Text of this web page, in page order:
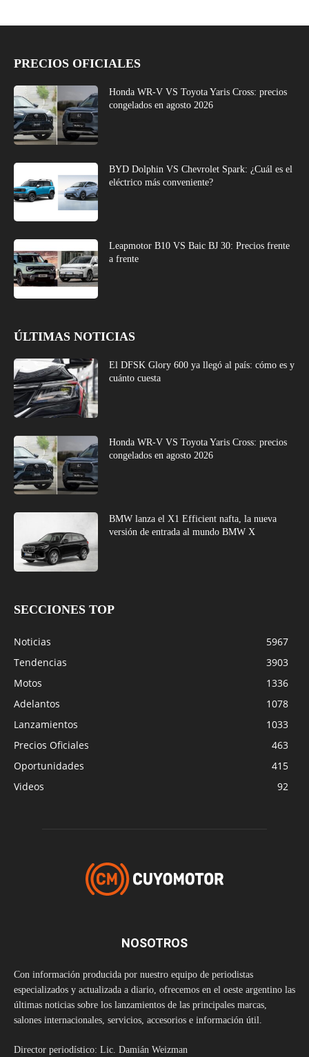
PRECIOS OFICIALES
Honda WR-V VS Toyota Yaris Cross: precios
congelados en agosto 2026
BYD Dolphin VS Chevrolet Spark: ¿Cuál es el
eléctrico más conveniente?
Leapmotor B10 VS Baic BJ 30: Precios frente
a frente
ÚLTIMAS NOTICIAS
El DFSK Glory 600 ya llegó al país: cómo es y
cuánto cuesta
Honda WR-V VS Toyota Yaris Cross: precios
congelados en agosto 2026
BMW lanza el X1 Efficient nafta, la nueva
versión de entrada al mundo BMW X
SECCIONES TOP
Noticias
5967
Tendencias
3903
Motos
1336
Adelantos
1078
Lanzamientos
1033
Precios Oficiales
463
Oportunidades
415
Videos
92
NOSOTROS
Con información producida por nuestro equipo de periodistas
especializados y actualizada a diario, ofrecemos en el oeste argentino las
últimas noticias sobre los lanzamientos de las principales marcas,
salones internacionales, servicios, accesorios e información útil.
Director periodístico: Lic. Damián Weizman